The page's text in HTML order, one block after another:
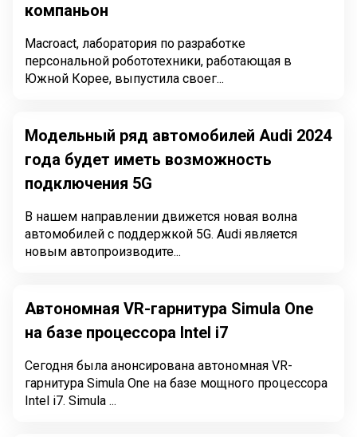
компаньон
Macroact, лаборатория по разработке
персональной робототехники, работающая в
Южной Корее, выпустила своег...
Модельный ряд автомобилей Audi 2024
года будет иметь возможность
подключения 5G
В нашем направлении движется новая волна
автомобилей с поддержкой 5G. Audi является
новым автопроизводите...
Автономная VR-гарнитура Simula One
на базе процессора Intel i7
Сегодня была анонсирована автономная VR-
гарнитура Simula One на базе мощного процессора
Intel i7. Simula ...